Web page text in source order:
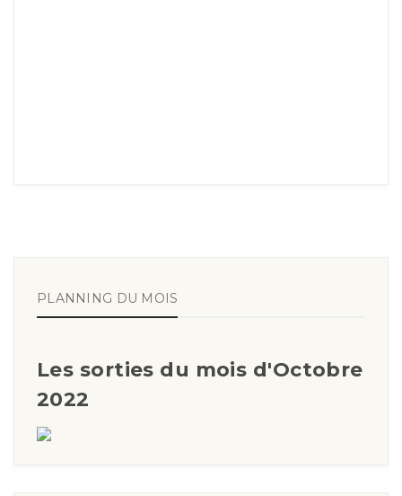
PLANNING DU MOIS
Les sorties du mois d'Octobre
2022